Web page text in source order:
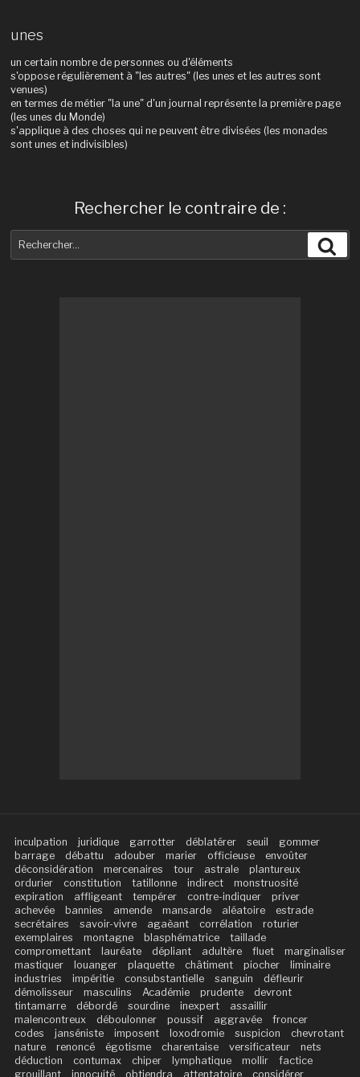
unes
un certain nombre de personnes ou d'éléments
s'oppose régulièrement à "les autres" (les unes et les autres sont
venues)
en termes de métier "la une" d'un journal représente la première page
(les unes du Monde)
s'applique à des choses qui ne peuvent être divisées (les monades
sont unes et indivisibles)
Rechercher le contraire de :
pour
inculpation juridique garrotter déblatérer seuil
gommer
barrage
débattu adouber marier officieuse
envoûter
déconsidération
mercenaires tour astrale
plantureux
ordurier
constitution tatillonne indirect
monstruosité
expiration
affligeant tempérer contre-indiquer
priver
achevée
bannies amende mansarde aléatoire
estrade
secrétaires
savoir-vivre agaèant corrélation
roturier
exemplaires
montagne blasphématrice
taillade
compromettant
lauréate dépliant adultère fluet
marginaliser
mastiquer
louanger plaquette châtiment piocher
liminaire
industries
impéritie consubstantielle sanguin
défleurir
démolisseur
masculins Académie prudente
devront
tintamarre
débordé sourdine inexpert
assaillir
malencontreux
déboulonner poussif aggravée
froncer
codes
janséniste imposent loxodromie suspicion
chevrotant
nature
renoncé égotisme charentaise versificateur
nets
déduction
contumax chiper lymphatique mollir
factice
grouillant
innocuité obtiendra attentatoire
considérer